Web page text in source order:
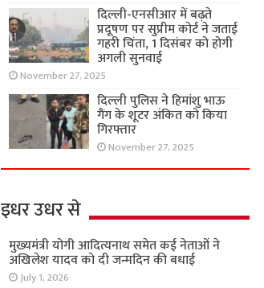
दिल्ली-एनसीआर में बढ़ते
प्रदूषण पर सुप्रीम कोर्ट ने जताई
गहरी चिंता, 1 दिसंबर को होगी
अगली सुनवाई
November 27, 2025
दिल्ली पुलिस ने हिमांशु भाऊ
गैंग के शूटर अंकित को किया
गिरफ्तार
November 27, 2025
इधर उधर से
मुख्यमंत्री योगी आदित्यनाथ समेत कई नेताओं ने
अखिलेश यादव को दी जन्मदिन की बधाई
July 1, 2026